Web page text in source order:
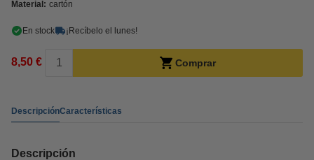
Material: cartón
En stock ¡Recíbelo el lunes!
8,50 € Comprar
DescripciónCaracterísticas
Descripción